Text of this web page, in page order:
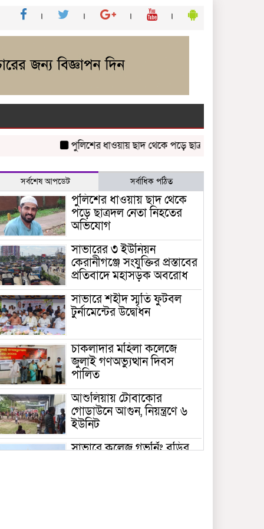
পুলিশের ধাওয়ায় ছাদ থেকে পড়ে ছাত্রদল নেতা নিহতের
সর্বশেষ আপডেট সর্বাধিক পঠিত
পুলিশের ধাওয়ায় ছাদ থেকে
পড়ে ছাত্রদল নেতা নিহতের
অভিযোগ
সাভারের ৩ ইউনিয়ন
কেরানীগঞ্জে সংযুক্তির প্রস্তাবের
প্রতিবাদে মহাসড়ক অবরোধ
সাভারে শহীদ স্মৃতি ফুটবল
টুর্নামেন্টের উদ্বোধন
চাকলাদার মহিলা কলেজে
জুলাই গণঅভ্যুত্থান দিবস
পালিত
আশুলিয়ায় টোবাকোর
গোডাউনে আগুন, নিয়ন্ত্রণে ৬
ইউনিট
সাভারে কলেজ গভর্নিং বডির